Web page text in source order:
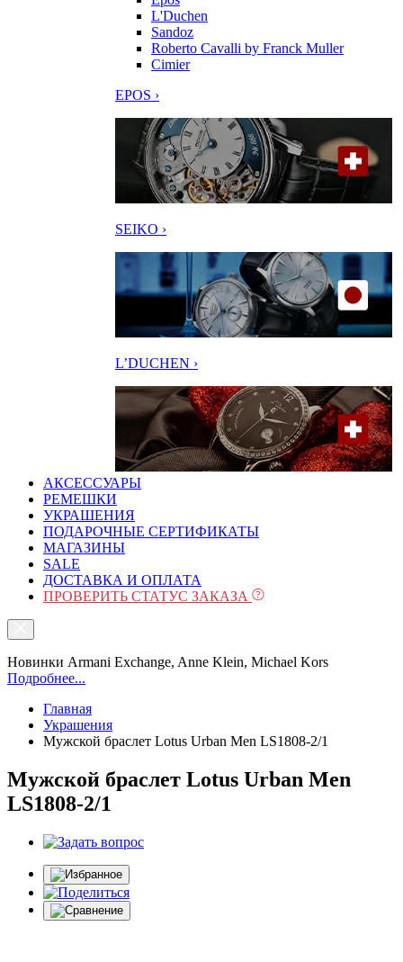
L'Duchen
Sandoz
Roberto Cavalli by Franck Muller
Cimier
EPOS ›
SEIKO ›
L’DUCHEN ›
АКСЕССУАРЫ
РЕМЕШКИ
УКРАШЕНИЯ
ПОДАРОЧНЫЕ СЕРТИФИКАТЫ
МАГАЗИНЫ
SALE
ДОСТАВКА И ОПЛАТА
ПРОВЕРИТЬ СТАТУС ЗАКАЗА
Новинки Armani Exchange, Anne Klein, Michael Kors
Подробнее...
Главная
Украшения
Мужской браслет Lotus Urban Men LS1808-2/1
Мужской браслет Lotus Urban Men
LS1808-2/1